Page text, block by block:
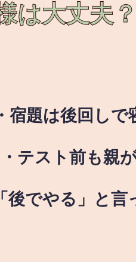
は大丈夫？
・宿題は後回し
・テスト前も親
後でやる」と